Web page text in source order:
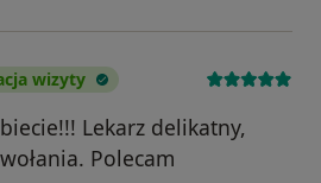
wizyty
Lekarz delikatny,
Polecam